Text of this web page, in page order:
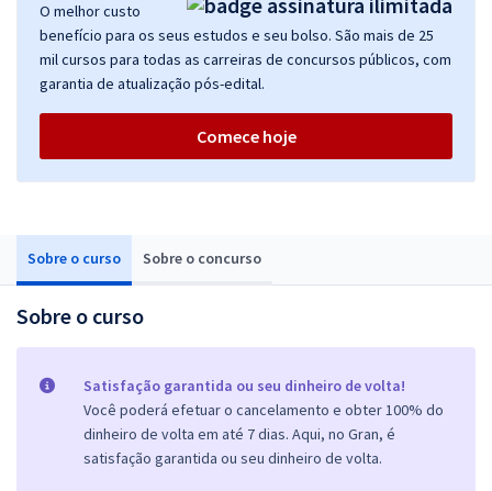
Sobre o curso Sobre o concurso
Sobre o curso
Satisfação garantida ou seu dinheiro de volta!
Você poderá efetuar o cancelamento e obter 100% do
dinheiro de volta em até 7 dias. Aqui, no Gran, é
satisfação garantida ou seu dinheiro de volta.
O melhor custo
benefício para os seus estudos e seu bolso. São mais de 25
mil cursos para todas as carreiras de concursos públicos, com
garantia de atualização pós-edital.
Comece hoje